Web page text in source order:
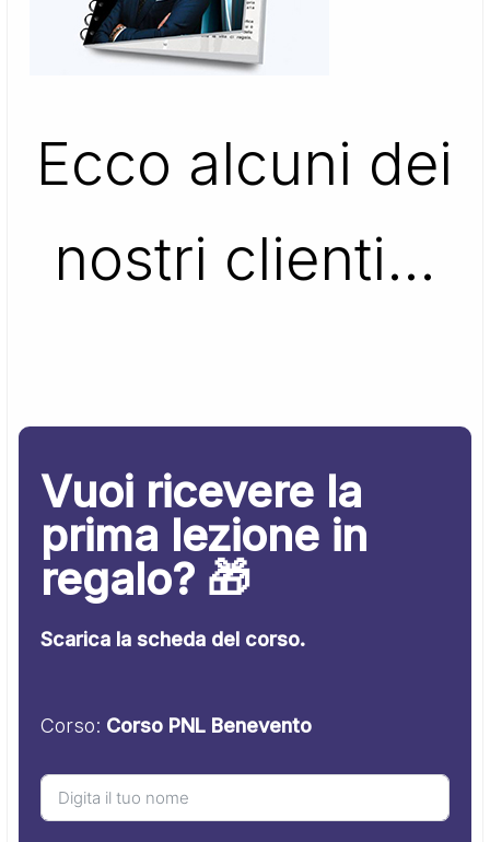
Ecco alcuni dei
nostri clienti…
Vuoi ricevere la
prima lezione in
regalo? 🎁
Scarica la scheda del corso.
Corso: Corso PNL Benevento